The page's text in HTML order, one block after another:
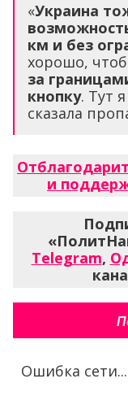
«Украина
км и без
хорошо,
за
кнопку. Тут
сказала
и
Telegram,
Ошибка сети...